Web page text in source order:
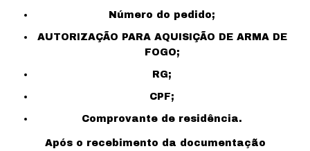
Número do pedido;
AUTORIZAÇÃO PARA AQUISIÇÃO DE ARMA DE
FOGO;
RG;
CPF;
Comprovante de residência.
Após o recebimento da documentação